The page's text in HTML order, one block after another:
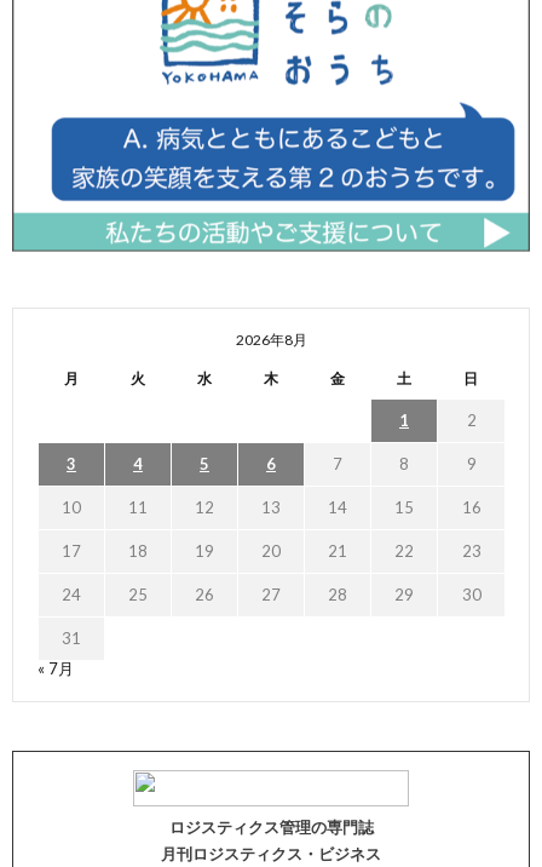
2026年8月
月 火 水 木 金 土 日
1 2
3 4 5 6 7 8 9
10 11 12 13 14 15 16
17 18 19 20 21 22 23
24 25 26 27 28 29 30
31
« 7月
ロジスティクス管理の専門誌
月刊ロジスティクス・ビジネス